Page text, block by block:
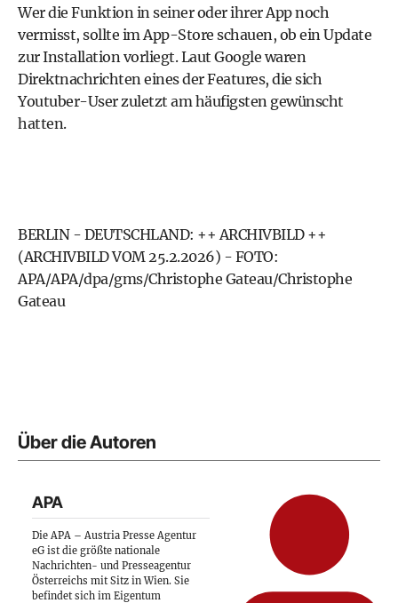
Wer die Funktion in seiner oder ihrer App noch
vermisst, sollte im App-Store schauen, ob ein Update
zur Installation vorliegt. Laut Google waren
Direktnachrichten eines der Features, die sich
Youtuber-User zuletzt am häufigsten gewünscht
hatten.
BERLIN - DEUTSCHLAND: ++ ARCHIVBILD ++
(ARCHIVBILD VOM 25.2.2026) - FOTO:
APA/APA/dpa/gms/Christophe Gateau/Christophe
Gateau
Über die Autoren
APA
Die APA – Austria Presse Agentur
eG ist die größte nationale
Nachrichten- und Presseagentur
Österreichs mit Sitz in Wien. Sie
befindet sich im Eigentum